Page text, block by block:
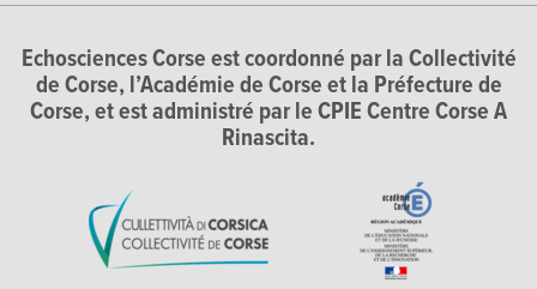
Echosciences Corse est coordonné par la Collectivité
de Corse, l’Académie de Corse et la Préfecture de
Corse, et est administré par le CPIE Centre Corse A
Rinascita.